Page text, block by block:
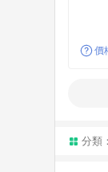
價
分類：